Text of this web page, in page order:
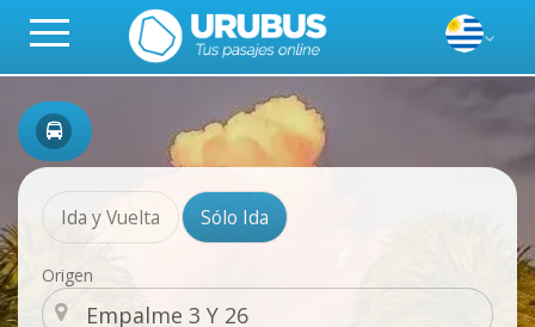
Ida y Vuelta Sólo Ida
Origen